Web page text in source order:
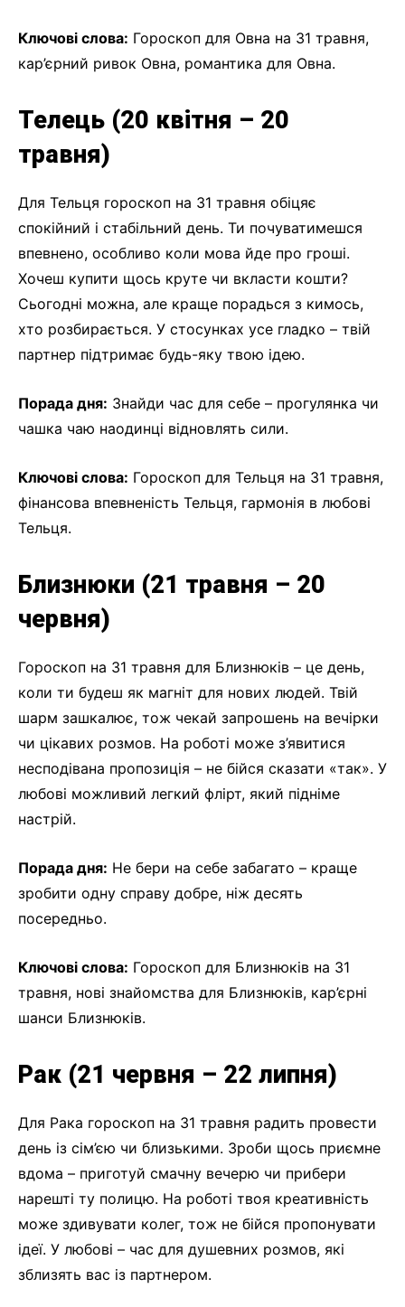
Ключові слова: Гороскоп для Овна на 31 травня,
кар’єрний ривок Овна, романтика для Овна.
Телець (20 квітня – 20
травня)
Для Тельця гороскоп на 31 травня обіцяє
спокійний і стабільний день. Ти почуватимешся
впевнено, особливо коли мова йде про гроші.
Хочеш купити щось круте чи вкласти кошти?
Сьогодні можна, але краще порадься з кимось,
хто розбирається. У стосунках усе гладко – твій
партнер підтримає будь-яку твою ідею.
Порада дня: Знайди час для себе – прогулянка чи
чашка чаю наодинці відновлять сили.
Ключові слова: Гороскоп для Тельця на 31 травня,
фінансова впевненість Тельця, гармонія в любові
Тельця.
Близнюки (21 травня – 20
червня)
Гороскоп на 31 травня для Близнюків – це день,
коли ти будеш як магніт для нових людей. Твій
шарм зашкалює, тож чекай запрошень на вечірки
чи цікавих розмов. На роботі може з’явитися
несподівана пропозиція – не бійся сказати «так». У
любові можливий легкий флірт, який підніме
настрій.
Порада дня: Не бери на себе забагато – краще
зробити одну справу добре, ніж десять
посередньо.
Ключові слова: Гороскоп для Близнюків на 31
травня, нові знайомства для Близнюків, кар’єрні
шанси Близнюків.
Рак (21 червня – 22 липня)
Для Рака гороскоп на 31 травня радить провести
день із сім’єю чи близькими. Зроби щось приємне
вдома – приготуй смачну вечерю чи прибери
нарешті ту полицю. На роботі твоя креативність
може здивувати колег, тож не бійся пропонувати
ідеї. У любові – час для душевних розмов, які
зблизять вас із партнером.